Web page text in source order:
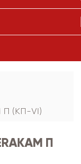
П (КП-VI)
П